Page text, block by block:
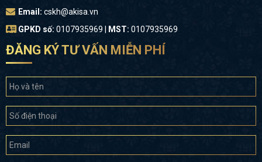
Email: cskh@akisa.vn
GPKD số: 0107935969 | MST: 0107935969
ĐĂNG KÝ TƯ VẤN MIỄN PHÍ